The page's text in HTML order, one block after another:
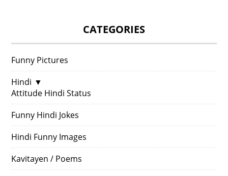
CATEGORIES
Funny Pictures
Hindi ▼
Attitude Hindi Status
Funny Hindi Jokes
Hindi Funny Images
Kavitayen / Poems